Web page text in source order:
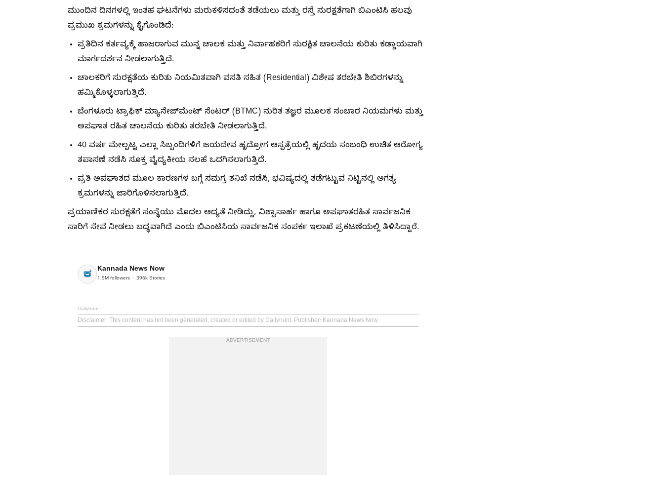
ಮುಂದಿನ ದಿನಗಳಲ್ಲಿ ಇಂತಹ ಘಟನೆಗಳು ಮರುಕಳಿಸದಂತೆ ತಡೆಯಲು ಮತ್ತು ರಸ್ತೆ ಸುರಕ್ಷತೆಗಾಗಿ ಬಿಎಂಟಿಸಿ ಹಲವು
ಪ್ರಮುಖ ಕ್ರಮಗಳನ್ನು ಕೈಗೊಂಡಿದೆ:
ಪ್ರತಿದಿನ ಕರ್ತವ್ಯಕ್ಕೆ ಹಾಜರಾಗುವ ಮುನ್ನ ಚಾಲಕ ಮತ್ತು ನಿರ್ವಾಹಕರಿಗೆ ಸುರಕ್ಷಿತ ಚಾಲನೆಯ ಕುರಿತು ಕಡ್ಡಾಯವಾಗಿ
ಮಾರ್ಗದರ್ಶನ ನೀಡಲಾಗುತ್ತಿದೆ.
ಚಾಲಕರಿಗೆ ಸುರಕ್ಷತೆಯ ಕುರಿತು ನಿಯಮಿತವಾಗಿ ವಸತಿ ಸಹಿತ (Residential) ವಿಶೇಷ ತರಬೇತಿ ಶಿಬಿರಗಳನ್ನು
ಹಮ್ಮಿಕೊಳ್ಳಲಾಗುತ್ತಿದೆ.
ಬೆಂಗಳೂರು ಟ್ರಾಫಿಕ್ ಮ್ಯಾನೇಜ್‌ಮೆಂಟ್ ಸೆಂಟರ್ (BTMC) ನುರಿತ ತಜ್ಞರ ಮೂಲಕ ಸಂಚಾರ ನಿಯಮಗಳು ಮತ್ತು
ಅಪಘಾತ ರಹಿತ ಚಾಲನೆಯ ಕುರಿತು ತರಬೇತಿ ನೀಡಲಾಗುತ್ತಿದೆ.
40 ವರ್ಷ ಮೇಲ್ಪಟ್ಟ ಎಲ್ಲಾ ಸಿಬ್ಬಂದಿಗಳಿಗೆ ಜಯದೇವ ಹೃದ್ರೋಗ ಆಸ್ಪತ್ರೆಯಲ್ಲಿ ಹೃದಯ ಸಂಬಂಧಿ ಉಚಿತ ಆರೋಗ್ಯ
ತಪಾಸಣೆ ನಡೆಸಿ ಸೂಕ್ತ ವೈದ್ಯಕೀಯ ಸಲಹೆ ಒದಗಿಸಲಾಗುತ್ತಿದೆ.
ಪ್ರತಿ ಅಪಘಾತದ ಮೂಲ ಕಾರಣಗಳ ಬಗ್ಗೆ ಸಮಗ್ರ ತನಿಖೆ ನಡೆಸಿ, ಭವಿಷ್ಯದಲ್ಲಿ ತಡೆಗಟ್ಟುವ ನಿಟ್ಟಿನಲ್ಲಿ ಅಗತ್ಯ
ಕ್ರಮಗಳನ್ನು ಜಾರಿಗೊಳಿಸಲಾಗುತ್ತಿದೆ.
ಪ್ರಯಾಣಿಕರ ಸುರಕ್ಷತೆಗೆ ಸಂಸ್ಥೆಯು ಮೊದಲ ಆದ್ಯತೆ ನೀಡಿದ್ದು, ವಿಶ್ವಾಸಾರ್ಹ ಹಾಗೂ ಅಪಘಾತರಹಿತ ಸಾರ್ವಜನಿಕ
ಸಾರಿಗೆ ಸೇವೆ ನೀಡಲು ಬದ್ಧವಾಗಿದೆ ಎಂದು ಬಿಎಂಟಿಸಿಯ ಸಾರ್ವಜನಿಕ ಸಂಪರ್ಕ ಇಲಾಖೆ ಪ್ರಕಟಣೆಯಲ್ಲಿ ತಿಳಿಸಿದ್ದಾರೆ.
Kannada News Now
1.9M followers 396k Stories
Dailyhunt
Disclaimer: This content has not been generated, created or edited by Dailyhunt. Publisher: Kannada News Now
ADVERTISEMENT